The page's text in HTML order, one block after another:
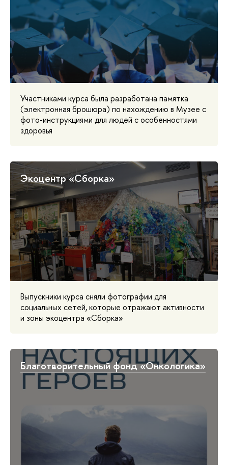
Участниками курса была разработана памятка
(электронная брошюра) по нахождению в Музее с
фото-инструкциями для людей с особенностями
здоровья
Экоцентр «Сборка»
Выпускники курса сняли фотографии для
социальных сетей, которые отражают активности
и зоны экоцентра «Сборка»
Благотворительный фонд «Онкологика»